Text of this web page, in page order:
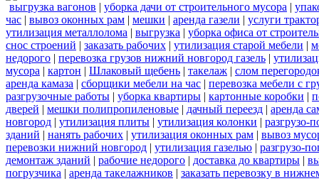
выгрузка вагонов | уборка дачи от строительного мусора |
час | вывоз оконных рам | мешки | аренда газели | услуги
утилизация металлолома | выгрузка | уборка офиса от
снос строений | заказать рабочих | утилизация старой мебели |
недорого | перевозка грузов нижний новгород газель |
мусора | картон | Шлаковый щебень | такелаж | слом
аренда камаза | сборщики мебели на час | перевозка мебели с
разгрузочные работы | уборка квартиры | картонные коробки |
дверей | мешки полипропиленовые | дачный переезд | аренда
новгород | утилизация плиты | утилизация колонки | разгрузо-
зданий | нанять рабочих | утилизация оконных рам | вывоз
перевозки нижний новгород | утилизация газелью | разгрузо-
демонтаж зданий | рабочие недорого | доставка до квартиры |
погрузчика | аренда такелажников | заказать перевозку в